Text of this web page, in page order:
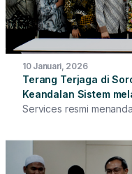
10 Januari, 2026
Terang Terjaga di
Keandalan Sistem
Services resmi
sebagai langkah
Sistem Sorong.
antara PT PLN